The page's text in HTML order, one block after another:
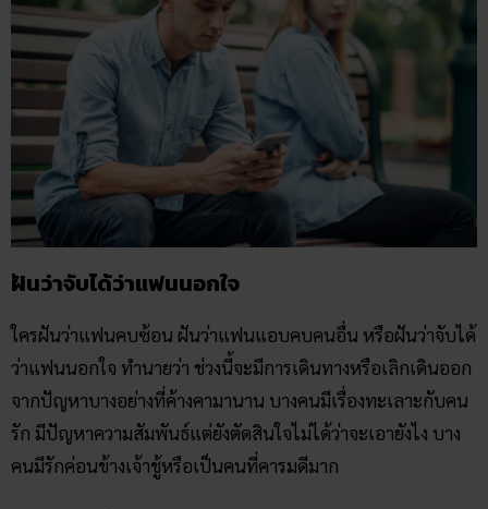
ฝันว่าจับได้ว่าแฟนนอกใจ
ใครฝันว่าแฟนคบซ้อน ฝันว่าแฟนแอบคบคนอื่น หรือฝันว่าจับได้
ว่าแฟนนอกใจ ทำนายว่า ช่วงนี้จะมีการเดินทางหรือเลิกเดินออก
จากปัญหาบางอย่างที่ค้างคามานาน บางคนมีเรื่องทะเลาะกับคน
รัก มีปัญหาความสัมพันธ์แต่ยังตัดสินใจไม่ได้ว่าจะเอายังไง บาง
คนมีรักค่อนข้างเจ้าชู้หรือเป็นคนที่คารมดีมาก